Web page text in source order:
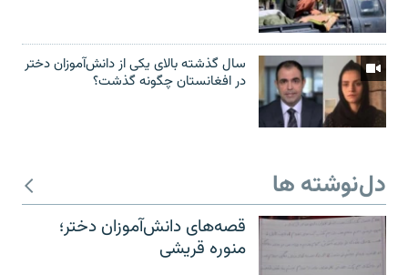
سال گذشته بالای یکی از دانش‌آموزان دختر
در افغانستان چگونه گذشت؟
دل‌نوشته ها
قصه‌های دانش‌آموزان دختر؛
منوره قریشی